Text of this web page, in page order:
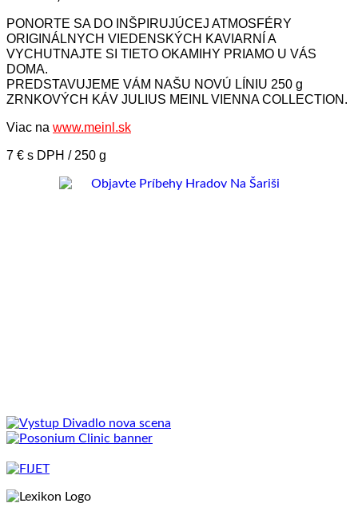
PONORTE SA DO INŠPIRUJÚCEJ ATMOSFÉRY
ORIGINÁLNYCH VIEDENSKÝCH KAVIARNÍ A
VYCHUTNAJTE SI TIETO OKAMIHY PRIAMO U VÁS
DOMA.
PREDSTAVUJEME VÁM NAŠU NOVÚ LÍNIU 250 g
ZRNKOVÝCH KÁV JULIUS MEINL VIENNA COLLECTION.
Viac na www.meinl.sk
7 € s DPH / 250 g